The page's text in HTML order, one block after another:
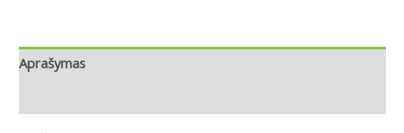
Aprašymas